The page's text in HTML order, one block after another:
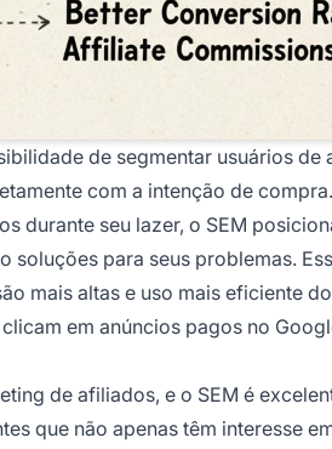
de segmentar usuários de
com a intenção de
durante seu lazer, o SEM
para seus problemas.
mais altas e uso mais eficiente
em anúncios pagos no
de afiliados, e o SEM é
que não apenas têm interesse